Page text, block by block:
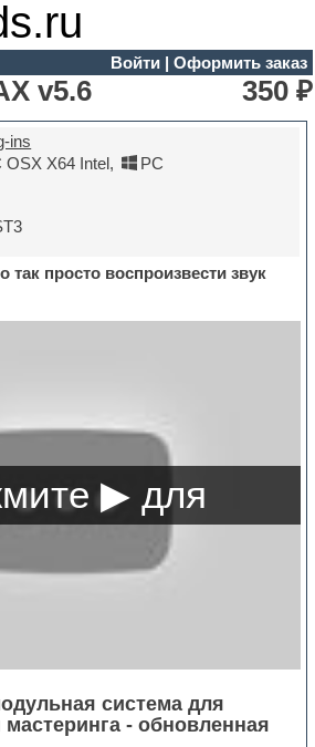
Войти| Оформить заказ
v5.6 350 ₽
ins
OSX X64 Intel,
PC
просто воспроизвести звук
система для
- обновленная